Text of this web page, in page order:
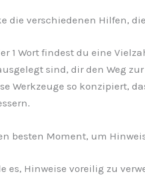
die verschiedenen Hilfen,
1 Wort findest du eine
sind, dir den Weg
Werkzeuge so konzipiert,
besten Moment, um
es, Hinweise voreilig zu